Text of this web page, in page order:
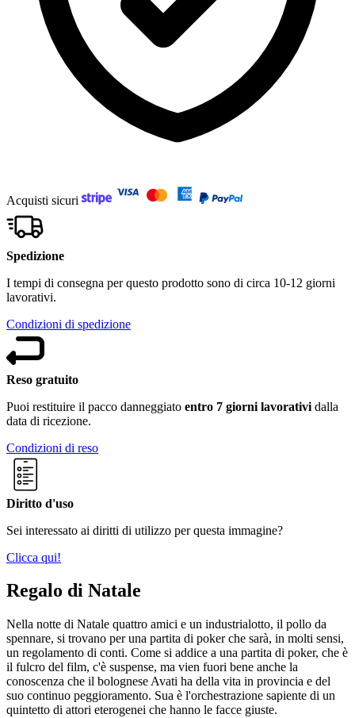
Acquisti sicuri
Spedizione
I tempi di consegna per questo prodotto sono di circa 10-12 giorni
lavorativi.
Condizioni di spedizione
Reso gratuito
Puoi restituire il pacco danneggiato entro 7 giorni lavorativi dalla
data di ricezione.
Condizioni di reso
Diritto d'uso
Sei interessato ai diritti di utilizzo per questa immagine?
Clicca qui!
Regalo di Natale
Nella notte di Natale quattro amici e un industrialotto, il pollo da
spennare, si trovano per una partita di poker che sarà, in molti sensi,
un regolamento di conti. Come si addice a una partita di poker, che è
il fulcro del film, c'è suspense, ma vien fuori bene anche la
conoscenza che il bolognese Avati ha della vita in provincia e del
suo continuo peggioramento. Sua è l'orchestrazione sapiente di un
quintetto di attori eterogenei che hanno le facce giuste.